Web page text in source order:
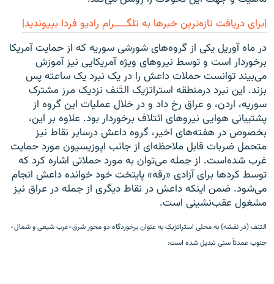
|برای دریافت تازه‌ترین خبرها به تلگــــرام رادیو فردا بپیوندید|
در ماه آوریل یکی از گروه‌های شورشی سوریه که از حمایت آمریکا
برخوردار است و توسط نیروهای ویژه آمریکایی نیز آموزش
می‌بیند توانست حملات داعش را در یک نبرد یک ساعته پس
بزند. این نبرد درمنطقه استراتژیک التَنف نزدیک مرز مشترک
سوریه، اردن، و عراق رخ داد و در خلال عملیات این گروه از
پشتیبانی هوایی نیروهای ائتلاف برخوردار بود. علاوه بر این،
بخصوص در هفته‌های اخیر، گروه داعش درسایر نقاط نیز
متحمل ضربات قابل ملاحظه‌ای از جانب اپوزیسیون مورد حمایت
غرب شده‌است. از جمله می‌توان به مورد حملاتی اشاره کرد که
توسط کردها برای آزادی «رقه» پایتخت خود خوانده داعش انجام
می‌شود. ضمن اینکه داعش در نقاط دیگری از جمله در عراق نیز
مشغول عقب‌نشینی است.
التنف (در نقشه) به محلی استراتژیک به عنوان برخوردگاه دو محور شرق-غرب شیعی و شمال-
جنوب عمدتاً سنی تبدیل شده است: